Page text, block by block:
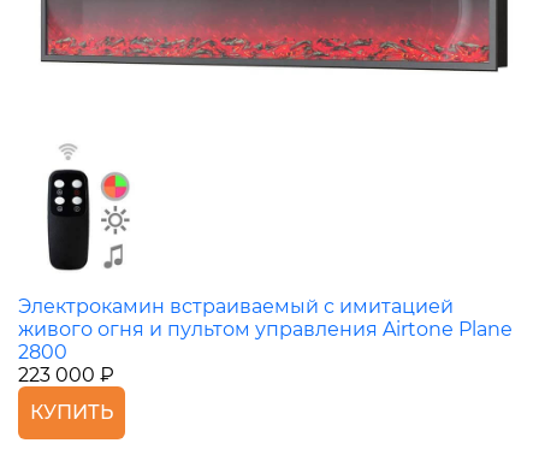
Электрокамин встраиваемый с имитацией
живого огня и пультом управления Airtone Plane
2800
223 000 ₽
КУПИТЬ